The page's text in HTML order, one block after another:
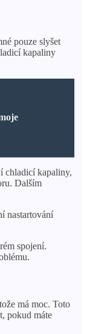
pouze slyšet
kapaliny
chladicí kapaliny,
Dalším
nastartování
spojení.
má moc. Toto
pokud máte